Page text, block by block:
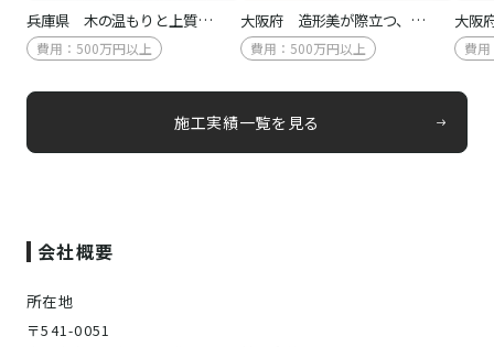
兵庫県 木の温もりと上質…
費用：500万円以上
大阪府 造形美が際立つ、…
費用：500万円以上
大阪
費
施工実績一覧を見る
会社概要
所在地
〒541-0051